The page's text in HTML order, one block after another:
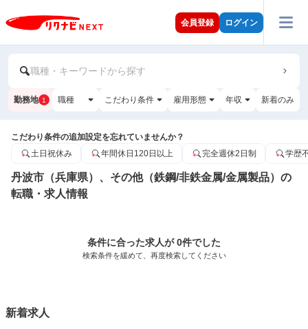
会員登録 ログイン
職種・キーワードから探す
勤務地 1 職種 こだわり条件 雇用形態 年収 新着のみ
こだわり条件の追加設定を忘れていませんか？
土日祝休み
年間休日120日以上 完全週休2日制 学歴
丹波市（兵庫県）、その他（鉄鋼/非鉄金属/金属製品）の
転職・求人情報
条件に合った求人が 0件でした
検索条件を緩めて、再度検索してください
新着求人